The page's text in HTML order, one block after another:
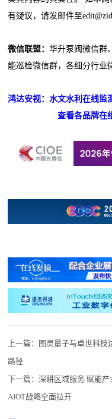
有疑议，请发邮件至
微信联盟：华升泵阀微信群
能巡检微信群，各细分行业
鸿达安视：水文水利在线监
查看各品牌在
上一篇：
图灵量子与卓世科技
路径
下一篇：深耕区域服务 赋能
AIOT战略全面拉开